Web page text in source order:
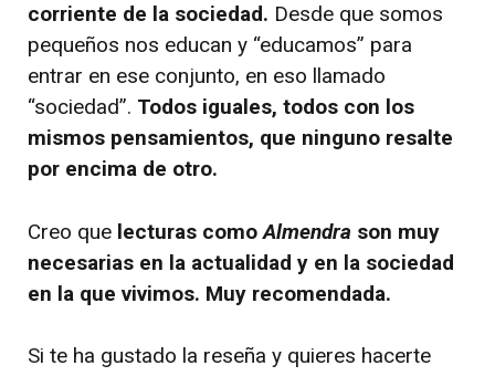
corriente de la sociedad. Desde que somos
pequeños nos educan y “educamos” para
entrar en ese conjunto, en eso llamado
“sociedad”. Todos iguales, todos con los
mismos pensamientos, que ninguno resalte
por encima de otro.
Creo que lecturas comoAlmendra son muy
necesarias en la actualidad y en la sociedad
en la que vivimos. Muy recomendada.
Si te ha gustado la reseña y quieres hacerte